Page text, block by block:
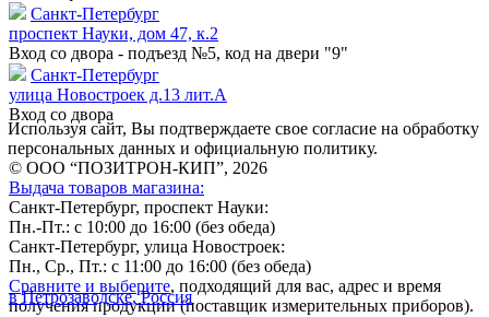
Санкт-Петербург
проспект Науки, дом 47, к.2
Вход со двора - подъезд №5, код на двери "9"
Санкт-Петербург
улица Новостроек д.13 лит.А
Вход со двора
Используя сайт, Вы подтверждаете свое согласие на обработку
персональных данных и официальную политику.
© ООО “ПОЗИТРОН-КИП”, 2026
Выдача товаров магазина:
Санкт-Петербург, проспект Науки:
Пн.-Пт.: с 10:00 до 16:00 (без обеда)
Санкт-Петербург, улица Новостроек:
Пн., Ср., Пт.: с 11:00 до 16:00 (без обеда)
Сравните и выберите, подходящий для вас, адрес и время
получения продукции (поставщик измерительных приборов).
в Петрозаводске, Россия